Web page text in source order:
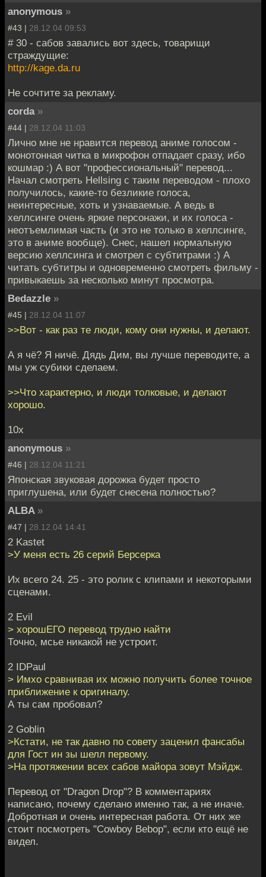
anonymous »
#43 | 28.12.04 09:53
# 30 - сабов завались вот здесь, товарищи
страждущие:
http://kage.da.ru
Не сочтите за рекламу.
corda »
#44 | 28.12.04 11:03
Лично мне не нравится перевод аниме голосом -
монотонная читка в микрофон отпадает сразу, ибо
кошмар :) А вот "профессиональный" перевод...
Начал смотреть Hellsing с таким переводом - плохо
получилось, какие-то безликие голоса,
неинтересные, хоть и узнаваемые. А ведь в
хеллсинге очень яркие персонажи, и их голоса -
неотъемлимая часть (и это не только в хеллсинге,
это в аниме вообще). Снес, нашел нормальную
версию хеллсинга и смотрел с субтитрами :) А
читать субтитры и одновременно смотреть фильму -
привыкаешь за несколько минут просмотра.
Bedazzle »
#45 | 28.12.04 11:07
>>Вот - как раз те люди, кому они нужны, и делают.
А я чё? Я ничё. Дядь Дим, вы лучше переводите, а
мы уж субики сделаем.
>>Что характерно, и люди толковые, и делают
хорошо.
10x
anonymous »
#46 | 28.12.04 11:21
Японская звуковая дорожка будет просто
приглушена, или будет снесена полностью?
ALBA »
#47 | 28.12.04 14:41
2 Kastet
>У меня есть 26 серий Берсерка
Их всего 24. 25 - это ролик с клипами и некоторыми
сценами.
2 Evil
> хорошЕГО перевод трудно найти
Точно, мсье никакой не устроит.
2 IDPaul
> Имхо сравнивая их можно получить более точное
приближение к оригиналу.
А ты сам пробовал?
2 Goblin
>Кстати, не так давно по совету заценил фансабы
для Гост ин зы шелл первому.
>На протяжении всех сабов майора зовут Мэйдж.
Перевод от "Dragon Drop"? В комментариях
написано, почему сделано именно так, а не иначе.
Добротная и очень интересная работа. От них же
стоит посмотреть "Cowboy Bebop", если кто ещё не
видел.